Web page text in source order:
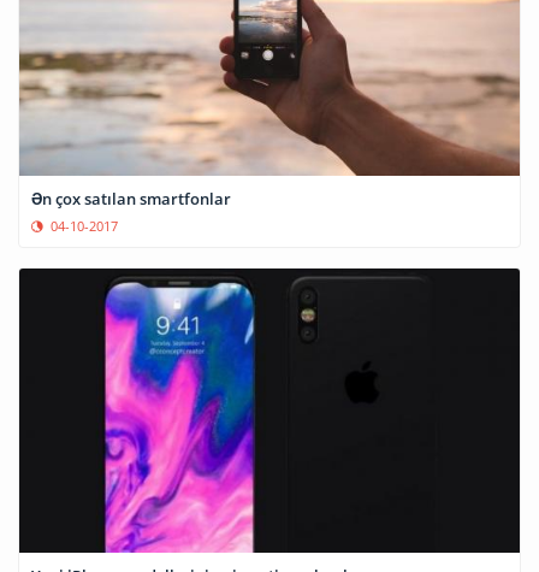
Ən çox satılan smartfonlar
04-10-2017